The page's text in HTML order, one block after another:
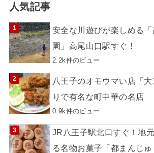
人気記事
安全な川遊びが楽しめる
園」高尾山口駅すぐ！
2.2k件のビュー
八王子のオモウマい店「
りで有名な町中華の名店
0.9k件のビュー
JR八王子駅北口すぐ！地
る名物お菓子「都まんじゅ